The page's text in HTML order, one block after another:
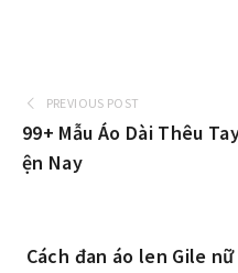
PREVIOUS POST
99+ Mẫu Áo Dài Thêu
ện Nay
Cách đan áo len Gile